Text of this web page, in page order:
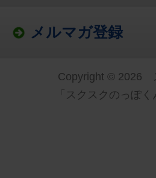
メルマガ登録
Copyright © 2026
「スクスクのっぽ